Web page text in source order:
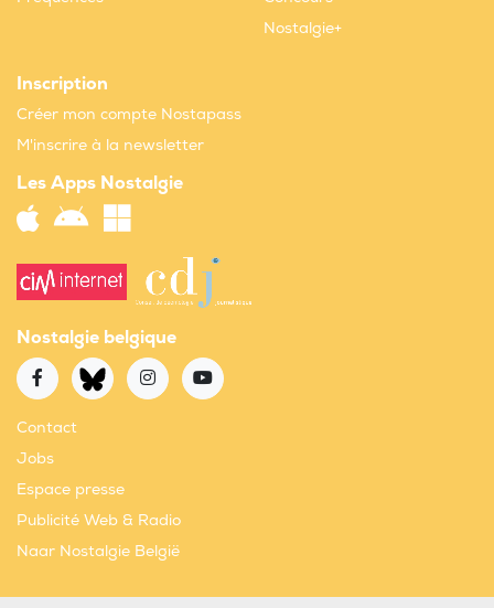
Nostalgie+
Inscription
Créer mon compte Nostapass
M'inscrire à la newsletter
Les Apps Nostalgie
Nostalgie belgique
Contact
Jobs
Espace presse
Publicité Web & Radio
Naar Nostalgie België